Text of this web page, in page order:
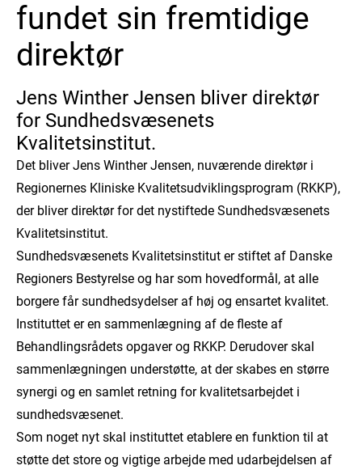
fundet sin fremtidige
direktør
Jens Winther Jensen bliver direktør
for Sundhedsvæsenets
Kvalitetsinstitut.
Det bliver Jens Winther Jensen, nuværende direktør i
Regionernes Kliniske Kvalitetsudviklingsprogram (RKKP),
der bliver direktør for det nystiftede Sundhedsvæsenets
Kvalitetsinstitut.
Sundhedsvæsenets Kvalitetsinstitut er stiftet af Danske
Regioners Bestyrelse og har som hovedformål, at alle
borgere får sundhedsydelser af høj og ensartet kvalitet.
Instituttet er en sammenlægning af de fleste af
Behandlingsrådets opgaver og RKKP. Derudover skal
sammenlægningen understøtte, at der skabes en større
synergi og en samlet retning for kvalitetsarbejdet i
sundhedsvæsenet.
Som noget nyt skal instituttet etablere en funktion til at
støtte det store og vigtige arbejde med udarbejdelsen af